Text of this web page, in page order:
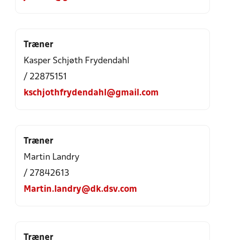
Træner
Kasper Schjøth Frydendahl
/ 22875151
kschjothfrydendahl@gmail.com
Træner
Martin Landry
/ 27842613
Martin.landry@dk.dsv.com
Træner